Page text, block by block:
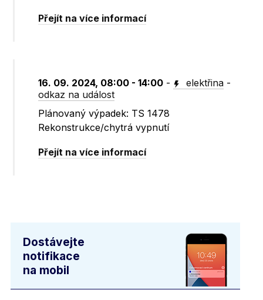
Přejít na více informací
16. 09. 2024, 08:00 - 14:00 - elektřina -
odkaz na událost
Plánovaný výpadek: TS 1478
Rekonstrukce/chytrá vypnutí
Přejít na více informací
Dostávejte
notifikace
na mobil